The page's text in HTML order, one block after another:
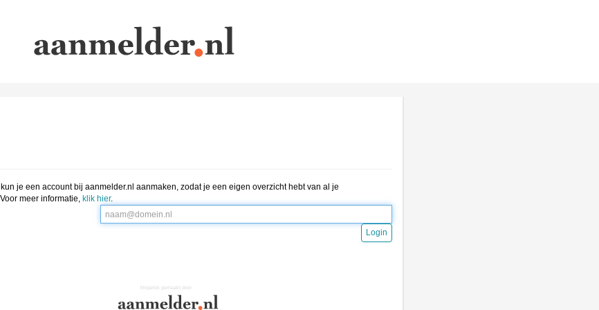
je een account bij aanmelder.nl aanmaken, zodat je een eigen overzicht hebt van al je
meer informatie, klik hier.
Login
Mogelijk gemaakt door